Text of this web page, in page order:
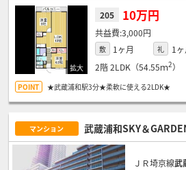
205 10万円
3,000円
敷 1ヶ月 礼
1ヶ
2階2LDK（54.55ｍ2）
★武蔵浦和駅3分★柔軟に使える2LDK★
マンション 武蔵浦和SKY＆
ＪＲ埼京線武